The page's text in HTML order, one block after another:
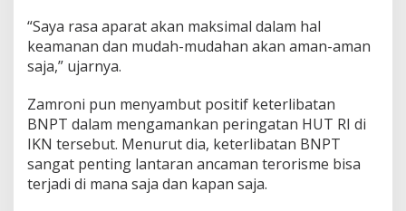
“Saya rasa aparat akan maksimal dalam hal
keamanan dan mudah-mudahan akan aman-aman
saja,” ujarnya.
Zamroni pun menyambut positif keterlibatan
BNPT dalam mengamankan peringatan HUT RI di
IKN tersebut. Menurut dia, keterlibatan BNPT
sangat penting lantaran ancaman terorisme bisa
terjadi di mana saja dan kapan saja.